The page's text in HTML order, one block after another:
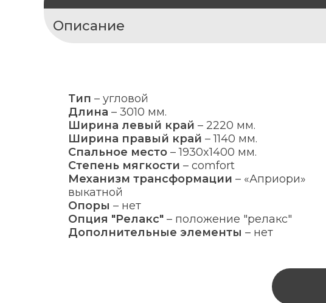
Описание
Тип – угловой
Длина – 3010 мм.
Ширина левый край – 2220 мм.
Ширина правый край – 1140 мм.
Спальное место – 1930x1400 мм.
Степень мягкости – comfort
Механизм трансформации – «Априори»
выкатной
Опоры – нет
Опция "Релакс" – положение "релакс"
Дополнительные элементы – нет